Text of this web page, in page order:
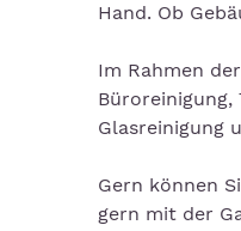
Hand. Ob
Im Rahmen
Büroreinigung,
Glasreinigung
Gern können
gern mit der